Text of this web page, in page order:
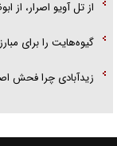
از تل آویو اصرار، از
گیوه‌هایت را برای
زیدآبادی چرا فحش